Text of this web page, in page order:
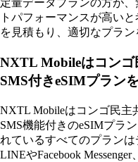
定量データプランの方が
トパフォーマンスが高い
を見積もり、適切なプラ
NXTL Mobileはコンゴ
SMS付きeSIMプラン
NXTL Mobileはコンゴ民主
SMS機能付きのeSIMプラ
れているすべてのプランは
LINEやFacebook